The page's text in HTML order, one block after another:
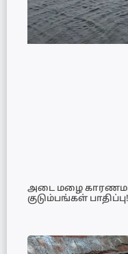
அடை மழை
குடும்பங்கள் பாதிப்பு!